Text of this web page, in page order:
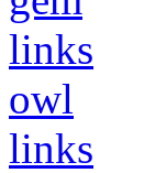
links
owl
links